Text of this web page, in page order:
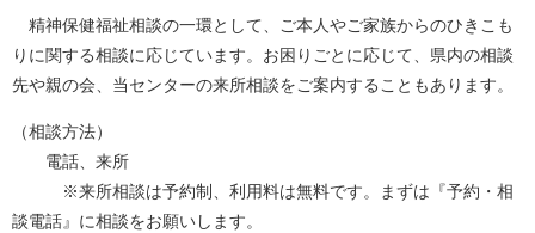
精神保健福祉相談の一環として、ご本人やご家族からのひきこも
りに関する相談に応じています。お困りごとに応じて、県内の相談
先や親の会、当センターの来所相談をご案内することもあります。
（相談方法）
電話、来所
※来所相談は予約制、利用料は無料です。まずは『予約・相
談電話』に相談をお願いします。